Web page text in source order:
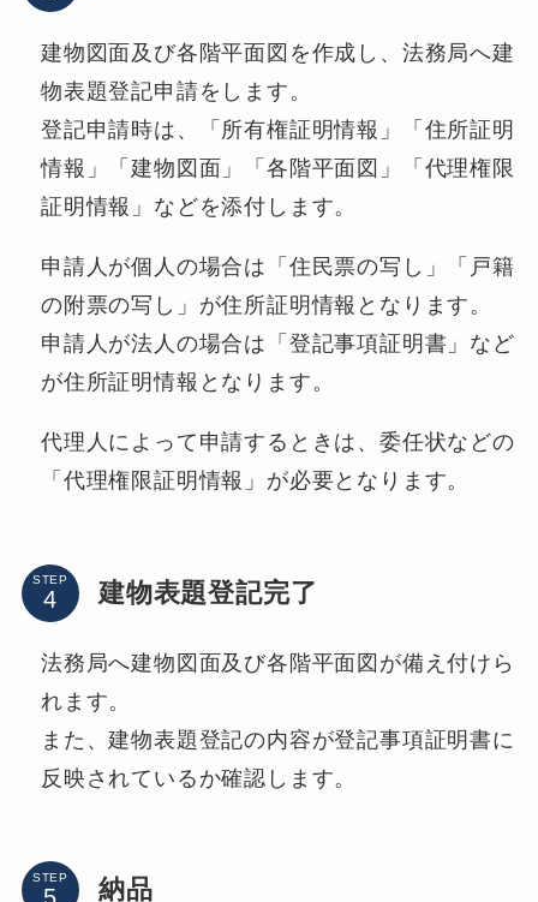
建物図面及び各階平面図を作成し、法務局へ建
物表題登記申請をします。
登記申請時は、「所有権証明情報」「住所証明
情報」「建物図面」「各階平面図」「代理権限
証明情報」などを添付します。
申請人が個人の場合は「住民票の写し」「戸籍
の附票の写し」が住所証明情報となります。
申請人が法人の場合は「登記事項証明書」など
が住所証明情報となります。
代理人によって申請するときは、委任状などの
「代理権限証明情報」が必要となります。
STEP 建物表題登記完了
法務局へ建物図面及び各階平面図が備え付けら
れます。
また、建物表題登記の内容が登記事項証明書に
反映されているか確認します。
STEP 納品